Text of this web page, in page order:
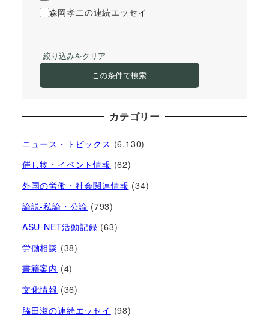
森岡孝二の連続エッセイ
絞り込みをクリア
この条件で検索
カテゴリー
ニュース・トピックス (6,130)
催し物・イベント情報 (62)
外国の労働・社会関連情報 (34)
論説-私論・公論 (793)
ASU-NET活動記録 (63)
労働相談 (38)
書籍案内 (4)
文化情報 (36)
脇田滋の連続エッセイ (98)